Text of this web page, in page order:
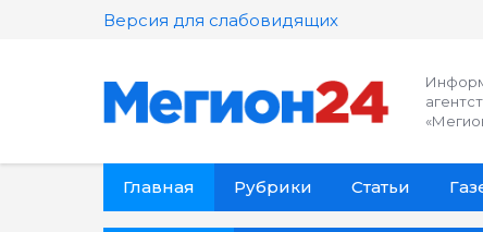
Версия для слабовидящих
Главная Рубрики Статьи